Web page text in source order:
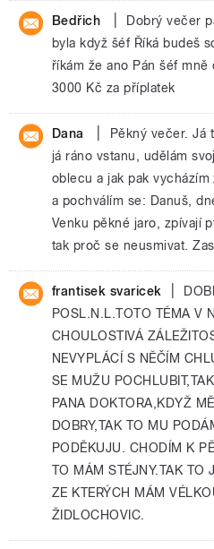
Bedřich
Dobrý večer
byla když šéf Říká budeš
říkám že ano Pán šéf
3000 Kč za příplatek
Dana
Pěkný večer. Já
já ráno vstanu, udělám
oblecu a jak pak
a pochválím se: Danuš,
Venku pěkné jaro, zpívají
tak proč se neusmivat.
frantisek svaricek
POSL.N.L.TOTO TÉMA V
CHOULOSTIVÁ
NEVYPLÁCÍ S NĚČÍM
SE MUŽU
PANA DOKTORA,KDYŽ
DOBRY,TAK TO MU
PODĚKUJU. CHODÍM K
TO MÁM STÉJNY.TAK TO
ZE KTERÝCH MÁM
ŽIDLOCHOVIC.